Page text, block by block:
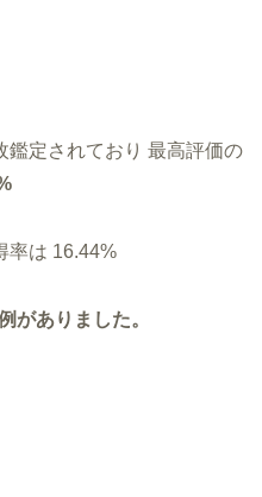
鑑定されており 最高評価の
率は 16.44%
がありました。